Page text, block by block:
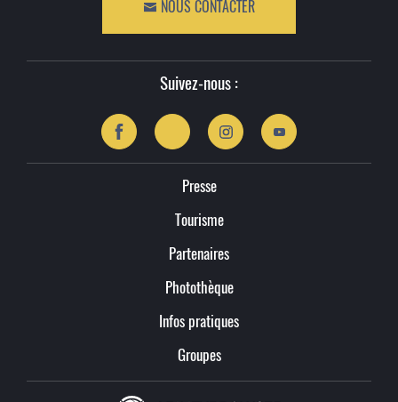
NOUS CONTACTER
Suivez-nous :
Presse
Tourisme
Partenaires
Photothèque
Infos pratiques
Groupes